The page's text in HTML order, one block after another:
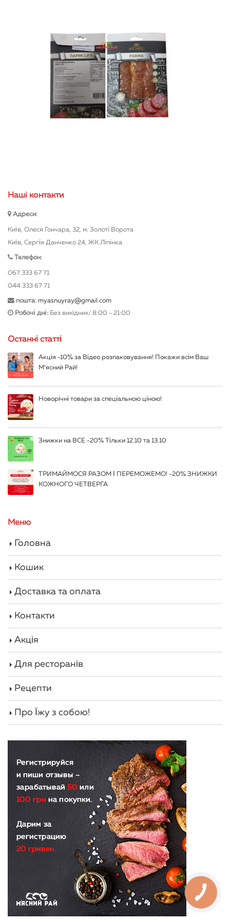
Нашi контакти
Адреси:
Київ, Олеся Гончара, 32, м. Золоті Ворота
Київ, Сергія Данченко 24, ЖК Ліпінка
Телефон:
067 333 67 71
044 333 67 71
пошта: myasnuyray@gmail.com
Робочі дні: Без вихідних/ 8:00 - 21:00
Останні статті
Акція -10% за Відео розпаковування! Покажи всім Ваш
М’ясний Рай!
Новорічні товари за спеціальною ціною!
Знижки на ВСЕ -20% Тільки 12.10 та 13.10
ТРИМАЙМОСЯ РАЗОМ І ПЕРЕМОЖЕМО! -20% ЗНИЖКИ
КОЖНОГО ЧЕТВЕРГА
Меню
Головна
Кошик
Доставка та оплата
Контакти
Акція
Для ресторанів
Рецепти
Про Їжу з собою!